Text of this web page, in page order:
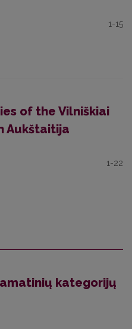
1-15
of the Vilniškiai
Aukštaitija
1-22
kategorijų